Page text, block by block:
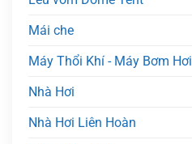
Mái che
Máy Thổi Khí - Máy Bơm Hơi
Nhà Hơi
Nhà Hơi Liên Hoàn